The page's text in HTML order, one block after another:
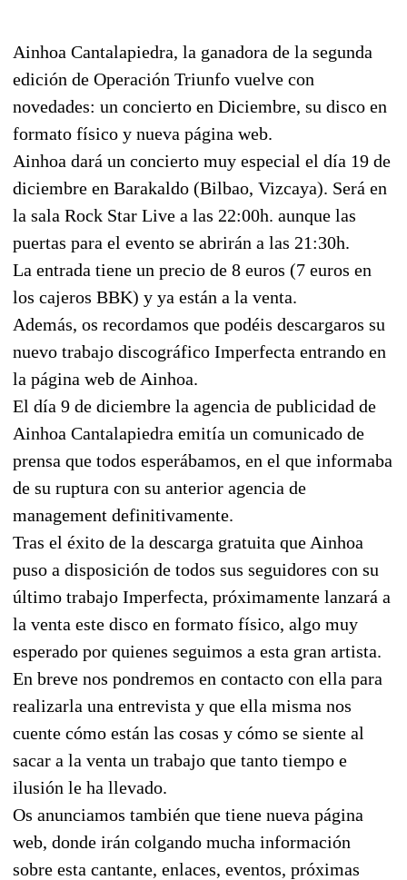
Ainhoa Cantalapiedra, la ganadora de la segunda
edición de Operación Triunfo vuelve con
novedades: un concierto en Diciembre, su disco en
formato físico y nueva página web.
Ainhoa dará un concierto muy especial el día 19 de
diciembre en Barakaldo (Bilbao, Vizcaya). Será en
la sala Rock Star Live a las 22:00h. aunque las
puertas para el evento se abrirán a las 21:30h.
La entrada tiene un precio de 8 euros (7 euros en
los cajeros BBK) y ya están a la venta.
Además, os recordamos que podéis descargaros su
nuevo trabajo discográfico Imperfecta entrando en
la página web de Ainhoa.
El día 9 de diciembre la agencia de publicidad de
Ainhoa Cantalapiedra emitía un comunicado de
prensa que todos esperábamos, en el que informaba
de su ruptura con su anterior agencia de
management definitivamente.
Tras el éxito de la descarga gratuita que Ainhoa
puso a disposición de todos sus seguidores con su
último trabajo Imperfecta, próximamente lanzará a
la venta este disco en formato físico, algo muy
esperado por quienes seguimos a esta gran artista.
En breve nos pondremos en contacto con ella para
realizarla una entrevista y que ella misma nos
cuente cómo están las cosas y cómo se siente al
sacar a la venta un trabajo que tanto tiempo e
ilusión le ha llevado.
Os anunciamos también que tiene nueva página
web, donde irán colgando mucha información
sobre esta cantante, enlaces, eventos, próximas